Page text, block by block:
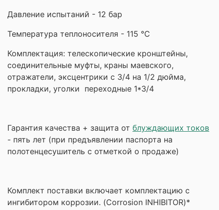
Давление испытаний - 12 бар
Температура теплоносителя - 115 °С
Комплектация: телескопические кронштейны,
соединительные муфты, краны маевского,
отражатели, эксцентрики с 3/4 на 1/2 дюйма,
прокладки, уголки переходные 1*3/4
Гарантия качества + защита от блуждающих токов
- пять лет (при предъявлении паспорта на
полотенцесушитель с отметкой о продаже)
Комплект поставки включает комплектацию с
ингибитором коррозии. (Corrosion INHIBITOR)*